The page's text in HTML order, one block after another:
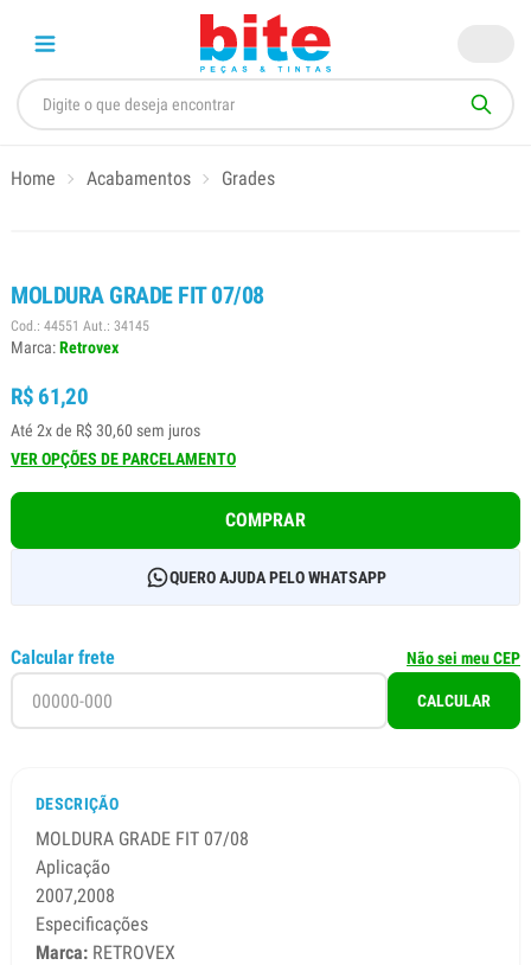
Home Acabamentos Grades
MOLDURA GRADE FIT 07/08
Cod.: 44551 Aut.: 34145
Marca:Retrovex
R$ 61,20
Até 2x de R$ 30,60 sem juros
VER OPÇÕES DE PARCELAMENTO
COMPRAR
QUERO AJUDA PELO WHATSAPP
Calcular frete Não sei meu CEP
CALCULAR
DESCRIÇÃO
MOLDURA GRADE FIT 07/08
Aplicação
2007,2008
Especificações
Marca: RETROVEX